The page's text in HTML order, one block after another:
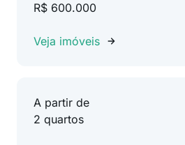
R$ 600.000
Veja imóveis
A partir de
2 quartos